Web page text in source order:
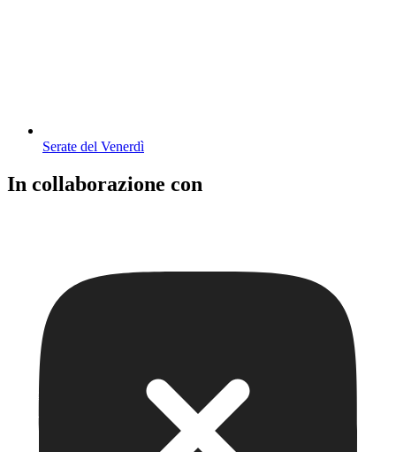
Serate del Venerdì
In collaborazione con